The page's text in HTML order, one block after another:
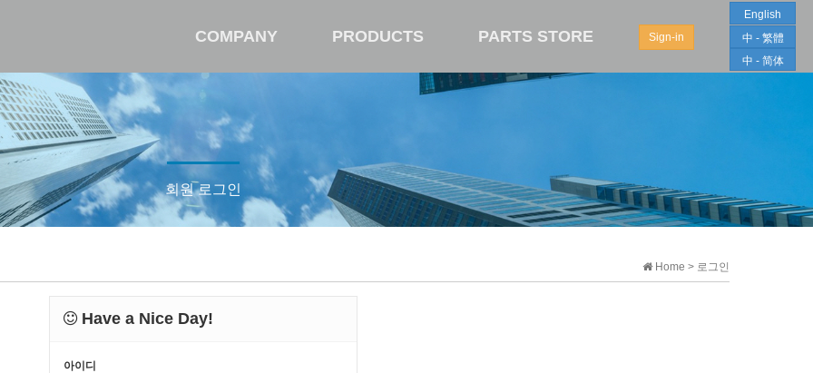
COMPANY PRODUCTS PARTS STORE Sign-in
English
中 - 繁體
中 - 简体
회원 로그인
Home > 로그인
Have a Nice Day!
아이디